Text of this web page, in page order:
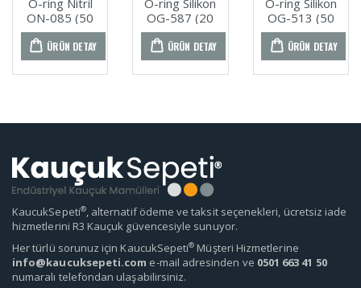
O-ring Nitril
ON-085 (50
ADET)
ÜRÜN DETAY
O-ring Silikon
OG-587 (20
ADET)
ÜRÜN DETAY
O-ring Silikon
OG-513 (50
ADET)
ÜRÜN DETAY
KaucukSepeti®, alternatif ödeme ve taksit seçenekleri, ücretsiz iade
hizmetlerini R3 Kauçuk güvencesiyle sunuyor.
Her türlü sorunuz için KaucukSepeti® Müşteri Hizmetlerine
info@kaucuksepeti.com e-mail adresinden ve 0501 663 41 50
numaralı telefondan ulaşabilirsiniz.